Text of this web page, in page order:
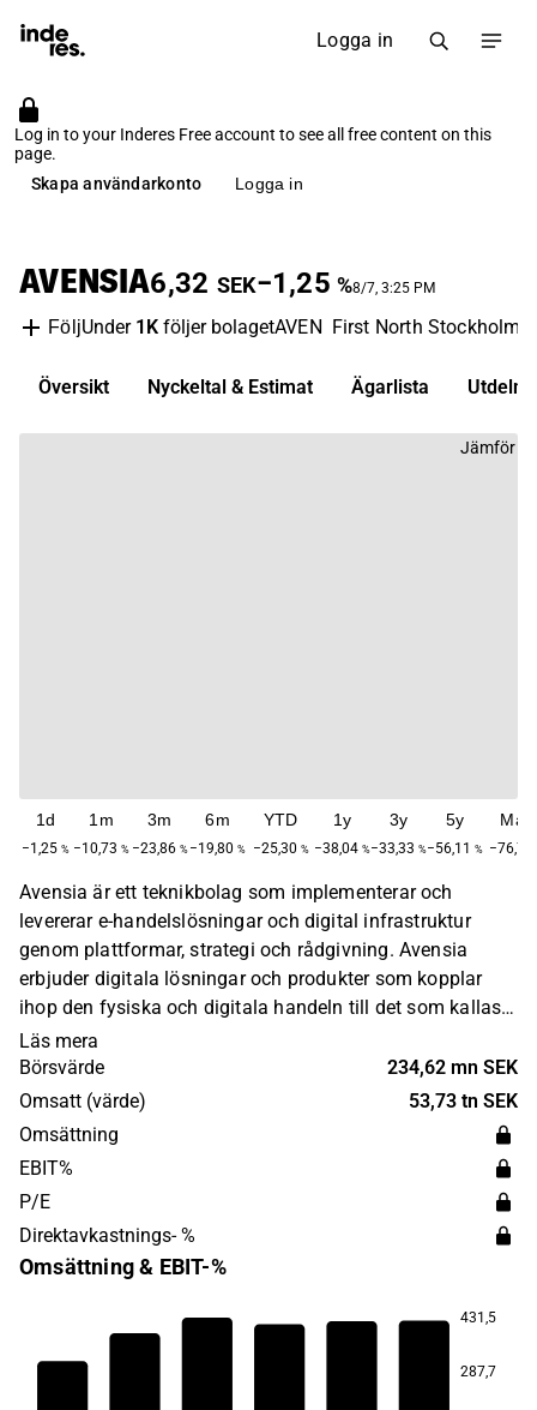
Logga in
Log in to your Inderes Free account to see all free content on this
page.
Skapa användarkonto
Logga in
AVENSIA6,32 SEK−1,25 %8/7, 3:25 PM
FöljUnder 1K följer bolagetAVEN First North Stockholm
Översikt Nyckeltal & Estimat Ägarlista
Jämför
1d
−1,25 %
1m
−10,73 %
3m
−23,86 %
6m
−19,80 %
YTD
−25,30 %
1y
−38,04 %
3y
−33,33 %
5y
−56,11 %
Max
−76,76
Avensia är ett teknikbolag som implementerar och
levererar e-handelslösningar och digital infrastruktur
genom plattformar, strategi och rådgivning. Avensia
erbjuder digitala lösningar och produkter som kopplar
ihop den fysiska och digitala handeln till det som kallas
omnikanal, sömlösa och enhetliga handelsupplevelser i
alla kanaler. Avensia har huvudkontor i Lund och är även
verksamt på marknader runtom i Europa och
Nordamerika.
Läs mera
Börsvärde
234,62 mn SEK
Omsatt (värde)
53,73 tn SEK
Omsättning
EBIT%
P/E
Direktavkastnings- %
Omsättning & EBIT-%
431,5
287,7